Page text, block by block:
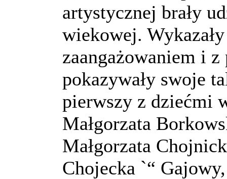
artystycznej brały
wiekowej.
zaangażowaniem i
pokazywały swoje
pierwszy z dziećmi
Małgorzata
Małgorzata
Chojecka `“